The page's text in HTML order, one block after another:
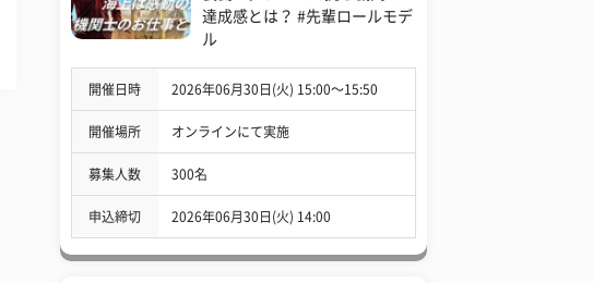
達成感とは？ #先輩ロールモデ
ル
開催日時 2026年06月30日(火) 15:00〜15:50
開催場所 オンラインにて実施
募集人数 300名
申込締切 2026年06月30日(火) 14:00